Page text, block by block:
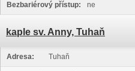
Bezbariérový přístup: ne
kaple sv. Anny, Tuhaň
Adresa: Tuhaň